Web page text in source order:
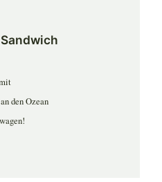
den Ozean